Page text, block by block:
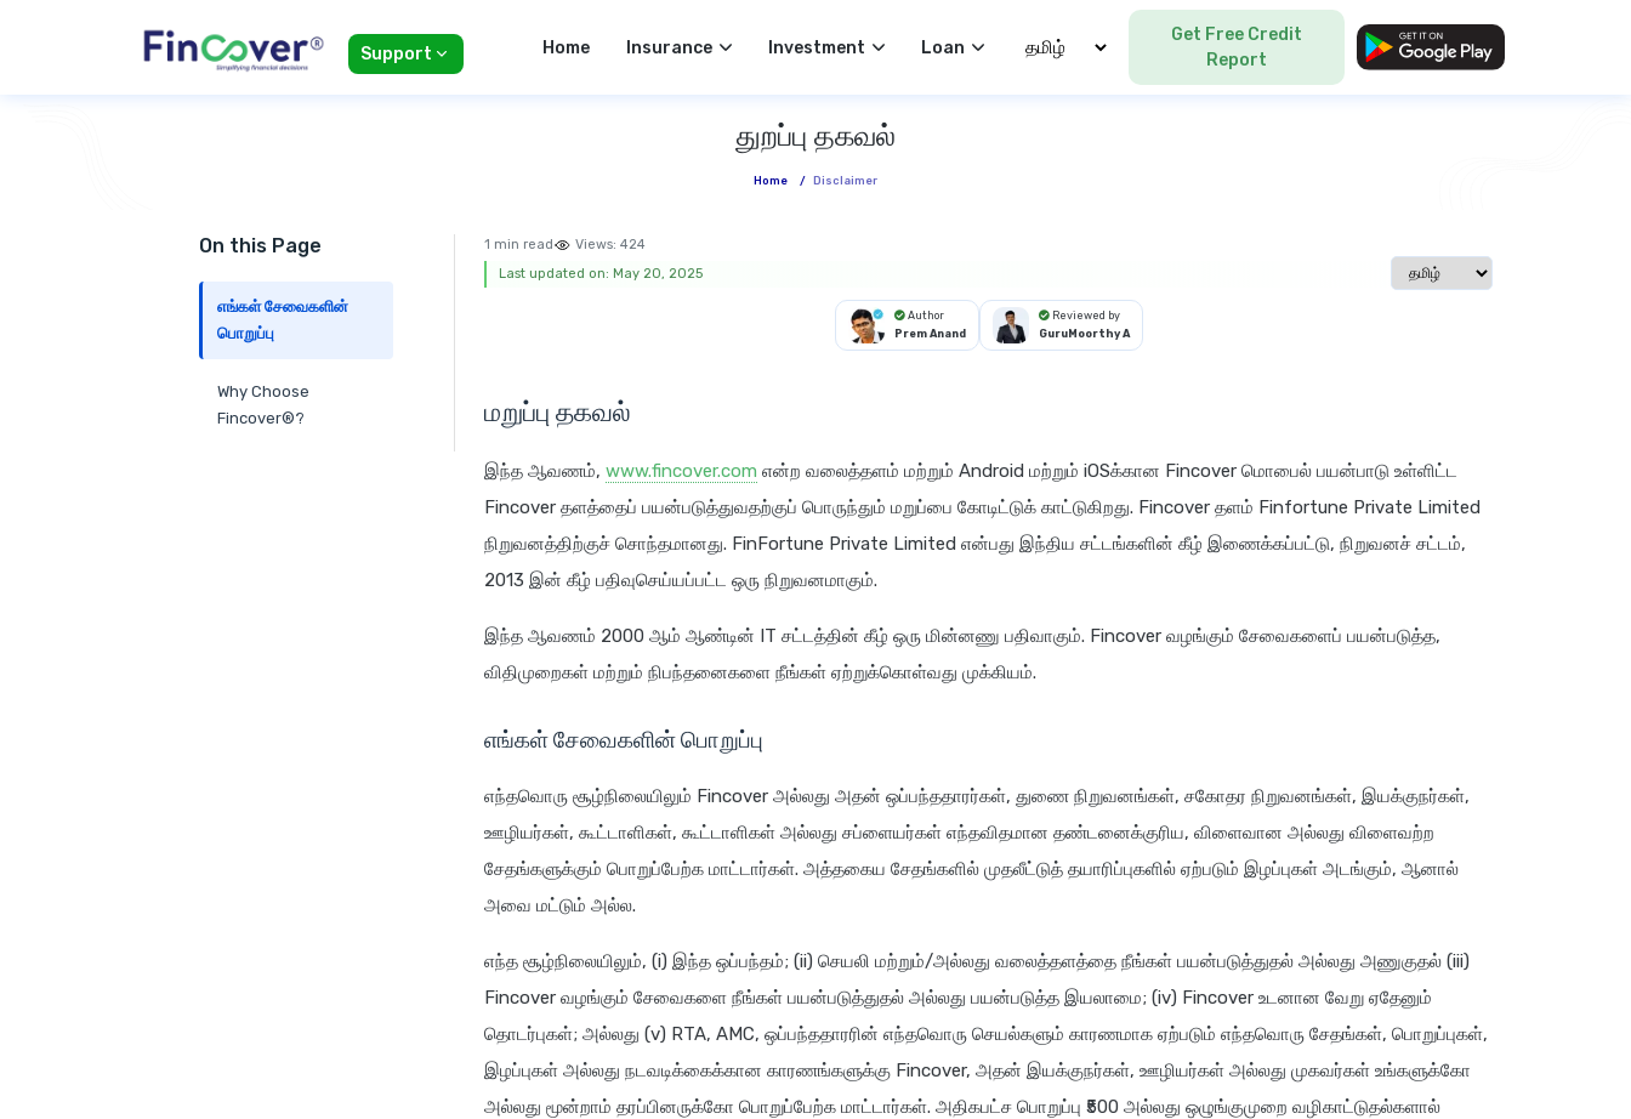
Support Home Insurance Investment Loan Select Language
Get Free Credit
Report
துறப்பு தகவல்
Home / Disclaimer
On this Page
எங்கள் சேவைகளின்
பொறுப்பு
Why Choose
Fincover®?
1 min read Views: 424
Select language
Last updated on: May 20, 2025
Author
Prem Anand
Reviewed by
GuruMoorthy A
மறுப்பு தகவல்
இந்த ஆவணம், www.fincover.com என்ற வலைத்தளம் மற்றும் Android மற்றும் iOSக்கான Fincover மொபைல் பயன்பாடு உள்ளிட்ட
Fincover தளத்தைப் பயன்படுத்துவதற்குப் பொருந்தும் மறுப்பை கோடிட்டுக் காட்டுகிறது. Fincover தளம் Finfortune Private Limited
நிறுவனத்திற்குச் சொந்தமானது. FinFortune Private Limited என்பது இந்திய சட்டங்களின் கீழ் இணைக்கப்பட்டு, நிறுவனச் சட்டம்,
2013 இன் கீழ் பதிவுசெய்யப்பட்ட ஒரு நிறுவனமாகும்.
இந்த ஆவணம் 2000 ஆம் ஆண்டின் IT சட்டத்தின் கீழ் ஒரு மின்னணு பதிவாகும். Fincover வழங்கும் சேவைகளைப் பயன்படுத்த,
விதிமுறைகள் மற்றும் நிபந்தனைகளை நீங்கள் ஏற்றுக்கொள்வது முக்கியம்.
எங்கள் சேவைகளின் பொறுப்பு
எந்தவொரு சூழ்நிலையிலும் Fincover அல்லது அதன் ஒப்பந்ததாரர்கள், துணை நிறுவனங்கள், சகோதர நிறுவனங்கள், இயக்குநர்கள்,
ஊழியர்கள், கூட்டாளிகள், கூட்டாளிகள் அல்லது சப்ளையர்கள் எந்தவிதமான தண்டனைக்குரிய, விளைவான அல்லது விளைவற்ற
சேதங்களுக்கும் பொறுப்பேற்க மாட்டார்கள். அத்தகைய சேதங்களில் முதலீட்டுத் தயாரிப்புகளில் ஏற்படும் இழப்புகள் அடங்கும், ஆனால்
அவை மட்டும் அல்ல.
எந்த சூழ்நிலையிலும், (i) இந்த ஒப்பந்தம்; (ii) செயலி மற்றும்/அல்லது வலைத்தளத்தை நீங்கள் பயன்படுத்துதல் அல்லது அணுகுதல் (iii)
Fincover வழங்கும் சேவைகளை நீங்கள் பயன்படுத்துதல் அல்லது பயன்படுத்த இயலாமை; (iv) Fincover உடனான வேறு ஏதேனும்
தொடர்புகள்; அல்லது (v) RTA, AMC, ஒப்பந்ததாரரின் எந்தவொரு செயல்களும் காரணமாக ஏற்படும் எந்தவொரு சேதங்கள், பொறுப்புகள்,
இழப்புகள் அல்லது நடவடிக்கைக்கான காரணங்களுக்கு Fincover, அதன் இயக்குநர்கள், ஊழியர்கள் அல்லது முகவர்கள் உங்களுக்கோ
அல்லது மூன்றாம் தரப்பினருக்கோ பொறுப்பேற்க மாட்டார்கள். அதிகபட்ச பொறுப்பு ₹500 அல்லது ஒழுங்குமுறை வழிகாட்டுதல்களால்